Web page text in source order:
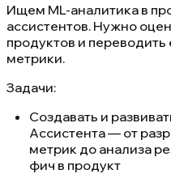
Ищем ML-аналитика в
ассистентов. Нужно
продуктов и переводить
метрики.
Задачи:
Создавать и
Ассистента — от
метрик до анализа
фич в продукт